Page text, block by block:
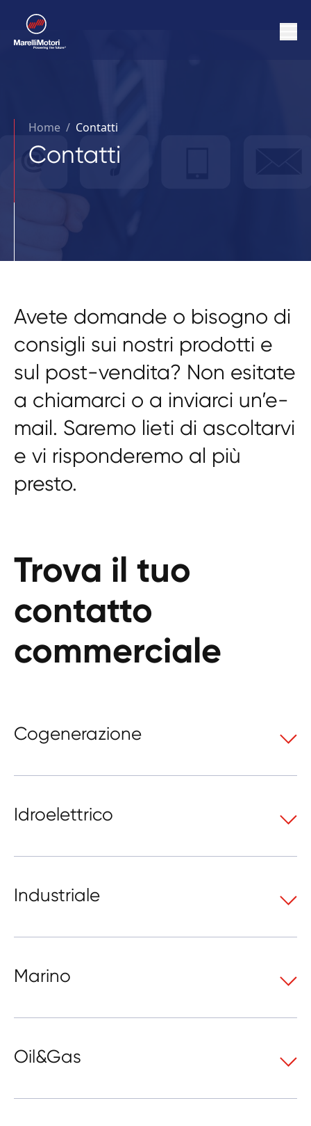
Home / Contatti
Contatti
Avete domande o bisogno di
consigli sui nostri prodotti e
sul post-vendita? Non esitate
a chiamarci o a inviarci un’e-
mail. Saremo lieti di ascoltarvi
e vi risponderemo al più
presto.
Trova il tuo
contatto
commerciale
Cogenerazione
Idroelettrico
Industriale
Marino
Oil&Gas